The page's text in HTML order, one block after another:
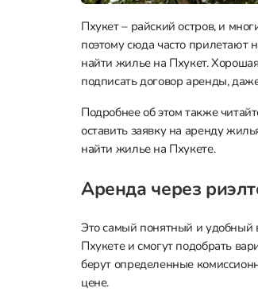
Пхукет – райский остров, и
поэтому сюда часто прилетают
найти жилье на Пхукет.
подписать договор аренды,
Подробнее об этом также
оставить заявку на аренду
найти жилье на Пхукете.
Аренда через
Это самый понятный и удобный
Пхукете и смогут подобрать
берут определенные
цене.